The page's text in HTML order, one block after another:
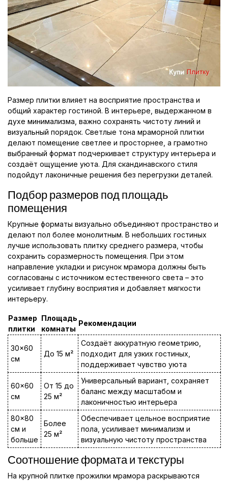
Размер плитки влияет на восприятие пространства и
общий характер гостиной. В интерьере, выдержанном в
духе минимализма, важно сохранять чистоту линий и
визуальный порядок. Светлые тона мраморной плитки
делают помещение светлее и просторнее, а грамотно
выбранный формат подчеркивает структуру интерьера и
создаёт ощущение уюта. Для скандинавского стиля
подойдут лаконичные решения без перегрузки деталей.
Подбор размеров под площадь
помещения
Крупные форматы визуально объединяют пространство и
делают пол более монолитным. В небольших гостиных
лучше использовать плитку среднего размера, чтобы
сохранить соразмерность помещения. При этом
направление укладки и рисунок мрамора должны быть
согласованы с источником естественного света – это
усиливает глубину восприятия и добавляет мягкости
интерьеру.
Размер
плитки
Площадь
комнаты
Рекомендации
30×60
см
До 15 м²
Создаёт аккуратную геометрию,
подходит для узких гостиных,
поддерживает чувство уюта
60×60
см
От 15 до
25 м²
Универсальный вариант, сохраняет
баланс между масштабом и
лаконичностью интерьера
80×80
см и
больше
Более
25 м²
Обеспечивает цельное восприятие
пола, усиливает минимализм и
визуальную чистоту пространства
Соотношение формата и текстуры
На крупной плитке прожилки мрамора раскрываются